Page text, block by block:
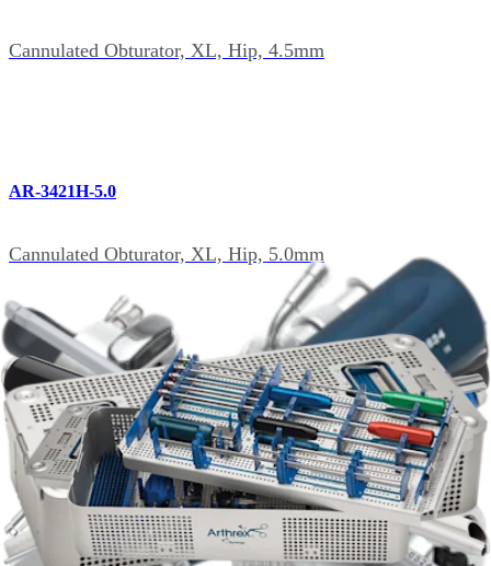
Cannulated Obturator, XL, Hip, 4.5mm
AR-3421H-5.0
Cannulated Obturator, XL, Hip, 5.0mm
AR-3421H-5.5
Cannulated Obturator, XL, Hip, 5.5mm